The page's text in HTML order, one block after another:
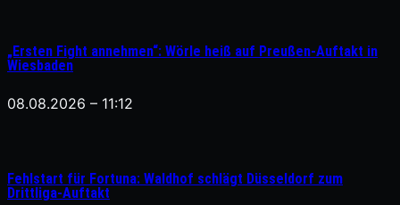
„Ersten Fight annehmen“: Wörle heiß auf Preußen-Auftakt in
Wiesbaden
08.08.2026 – 11:12
Fehlstart für Fortuna: Waldhof schlägt Düsseldorf zum
Drittliga-Auftakt